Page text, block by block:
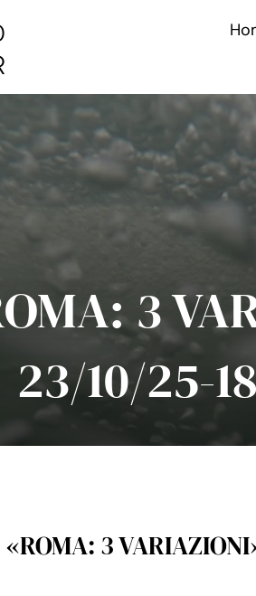
3
23/10/25-
«ROMA: 3